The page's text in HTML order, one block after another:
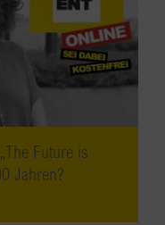
Future is
Jahren?